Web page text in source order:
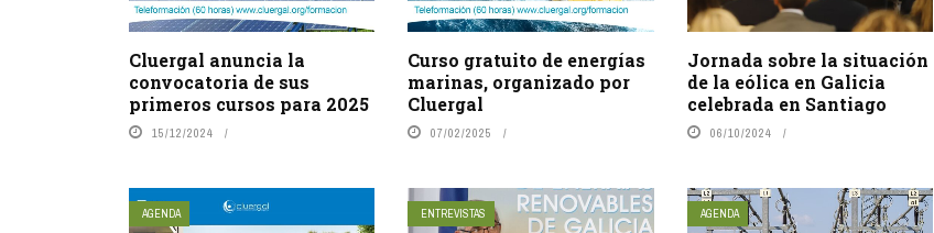
Cluergal anuncia la
convocatoria de sus
primeros cursos para 2025
15/12/2024
Curso gratuito de energías
marinas, organizado por
Cluergal
07/02/2025
Jornada sobre la situación
de la eólica en Galicia
celebrada en Santiago
06/10/2024
AGENDA ENTREVISTAS AGENDA